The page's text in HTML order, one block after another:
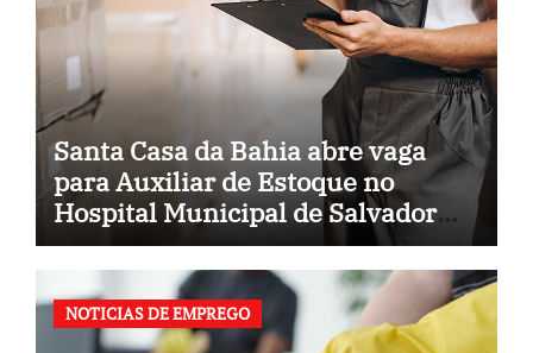
Santa Casa da Bahia abre vaga
para Auxiliar de Estoque no
Hospital Municipal de Salvador
(BA)
NOTICIAS DE EMPREGO